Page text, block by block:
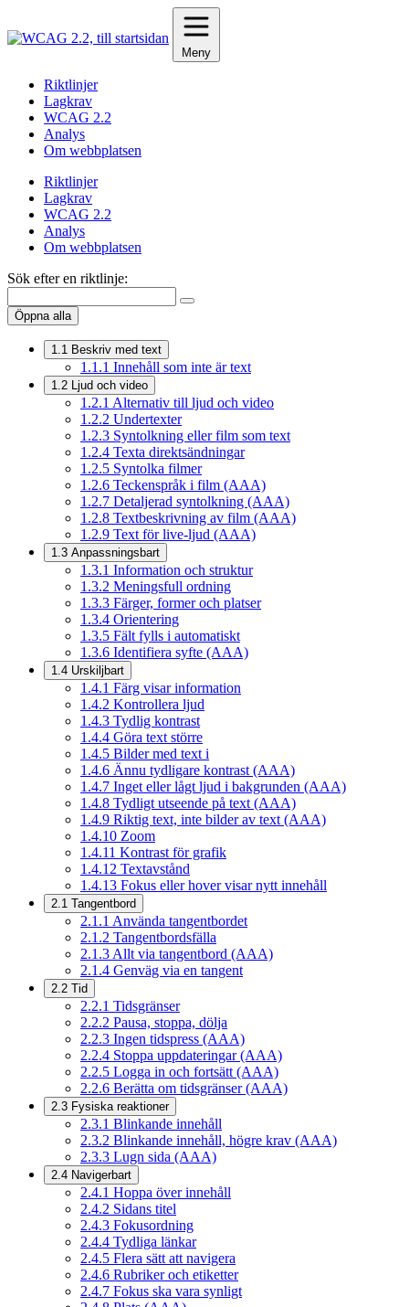
till
innehåll
Meny
Riktlinjer
Lagkrav
WCAG 2.2
Analys
Om webbplatsen
Riktlinjer
Lagkrav
WCAG 2.2
Analys
Om webbplatsen
Sök efter en riktlinje:
Öppna alla
1.1 Beskriv med text
1.1.1 Innehåll som inte är text
1.2 Ljud och video
1.2.1 Alternativ till ljud och video
1.2.2 Undertexter
1.2.3 Syntolkning eller film som text
1.2.4 Texta direktsändningar
1.2.5 Syntolka filmer
1.2.6 Teckenspråk i film (AAA)
1.2.7 Detaljerad syntolkning (AAA)
1.2.8 Textbeskrivning av film (AAA)
1.2.9 Text för live-ljud (AAA)
1.3 Anpassningsbart
1.3.1 Information och struktur
1.3.2 Meningsfull ordning
1.3.3 Färger, former och platser
1.3.4 Orientering
1.3.5 Fält fylls i automatiskt
1.3.6 Identifiera syfte (AAA)
1.4 Urskiljbart
1.4.1 Färg visar information
1.4.2 Kontrollera ljud
1.4.3 Tydlig kontrast
1.4.4 Göra text större
1.4.5 Bilder med text i
1.4.6 Ännu tydligare kontrast (AAA)
1.4.7 Inget eller lågt ljud i bakgrunden (AAA)
1.4.8 Tydligt utseende på text (AAA)
1.4.9 Riktig text, inte bilder av text (AAA)
1.4.10 Zoom
1.4.11 Kontrast för grafik
1.4.12 Textavstånd
1.4.13 Fokus eller hover visar nytt innehåll
2.1 Tangentbord
2.1.1 Använda tangentbordet
2.1.2 Tangentbordsfälla
2.1.3 Allt via tangentbord (AAA)
2.1.4 Genväg via en tangent
2.2 Tid
2.2.1 Tidsgränser
2.2.2 Pausa, stoppa, dölja
2.2.3 Ingen tidspress (AAA)
2.2.4 Stoppa uppdateringar (AAA)
2.2.5 Logga in och fortsätt (AAA)
2.2.6 Berätta om tidsgränser (AAA)
2.3 Fysiska reaktioner
2.3.1 Blinkande innehåll
2.3.2 Blinkande innehåll, högre krav (AAA)
2.3.3 Lugn sida (AAA)
2.4 Navigerbart
2.4.1 Hoppa över innehåll
2.4.2 Sidans titel
2.4.3 Fokusordning
2.4.4 Tydliga länkar
2.4.5 Flera sätt att navigera
2.4.6 Rubriker och etiketter
2.4.7 Fokus ska vara synligt